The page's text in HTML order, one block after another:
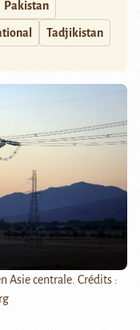
Pakistan
Tadjikistan
Asie centrale. Crédits :